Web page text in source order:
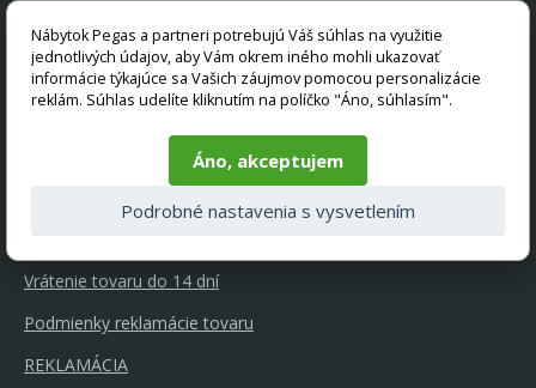
OCHRANA OSOBNÝCH ÚDAJOV
RÁDCA K NÁKUPU
Rychle dodanie
Ponúkame kvalitný nábytok
Vrátenie tovaru do 14 dní
Podmienky reklamácie tovaru
REKLAMÁCIA
Nábytok Pegas a partneri potrebujú Váš súhlas na využitie
jednotlivých údajov, aby Vám okrem iného mohli ukazovať
informácie týkajúce sa Vašich záujmov pomocou personalizácie
reklám. Súhlas udelíte kliknutím na políčko "Áno, súhlasím".
Áno, akceptujem
Podrobné nastavenia s vysvetlením